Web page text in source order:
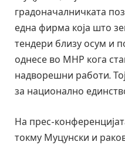
градоначалничката
една фирма која што
тендери близу осум и
однесе во МНР кога
надворешни работи.
за национално
На прес-
токму Муцунски и